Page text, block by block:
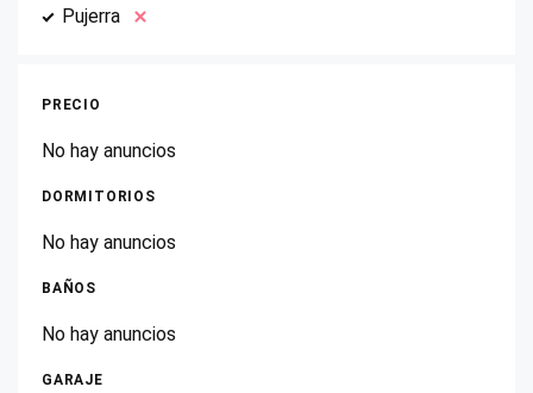
Pujerra
PRECIO
No hay anuncios
DORMITORIOS
No hay anuncios
BAÑOS
No hay anuncios
GARAJE